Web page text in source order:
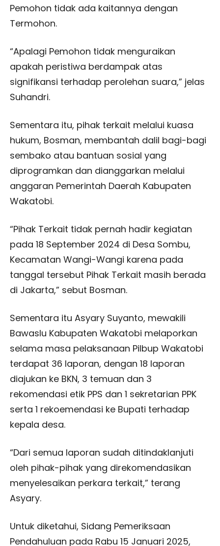
Pemohon tidak ada kaitannya dengan
Termohon.
“Apalagi Pemohon tidak menguraikan
apakah peristiwa berdampak atas
signifikansi terhadap perolehan suara,” jelas
Suhandri.
Sementara itu, pihak terkait melalui kuasa
hukum, Bosman, membantah dalil bagi-bagi
sembako atau bantuan sosial yang
diprogramkan dan dianggarkan melalui
anggaran Pemerintah Daerah Kabupaten
Wakatobi.
“Pihak Terkait tidak pernah hadir kegiatan
pada 18 September 2024 di Desa Sombu,
Kecamatan Wangi-Wangi karena pada
tanggal tersebut Pihak Terkait masih berada
di Jakarta,” sebut Bosman.
Sementara itu Asyary Suyanto, mewakili
Bawaslu Kabupaten Wakatobi melaporkan
selama masa pelaksanaan Pilbup Wakatobi
terdapat 36 laporan, dengan 18 laporan
diajukan ke BKN, 3 temuan dan 3
rekomendasi etik PPS dan 1 sekretarian PPK
serta 1 rekoemendasi ke Bupati terhadap
kepala desa.
“Dari semua laporan sudah ditindaklanjuti
oleh pihak-pihak yang direkomendasikan
menyelesaikan perkara terkait,” terang
Asyary.
Untuk diketahui, Sidang Pemeriksaan
Pendahuluan pada Rabu 15 Januari 2025,